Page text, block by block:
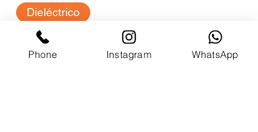
Dieléctrico
SPARK COSTA FUERA
Phone Instagram WhatsApp